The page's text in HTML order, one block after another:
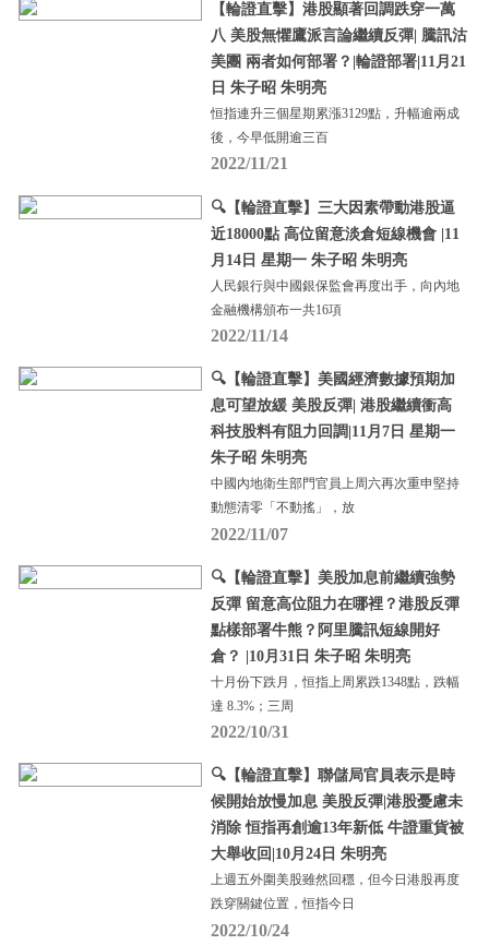
【輪證直擊】港股顯著回調跌穿一萬
八 美股無懼鷹派言論繼續反彈| 騰訊沽
美團 兩者如何部署？|輪證部署|11月21
日 朱子昭 朱明亮
恒指連升三個星期累漲3129點，升幅逾兩成
後，今早低開逾三百
2022/11/21
🔍【輪證直擊】三大因素帶動港股逼
近18000點 高位留意淡倉短線機會 |11
月14日 星期一 朱子昭 朱明亮
人民銀行與中國銀保監會再度出手，向內地
金融機構頒布一共16項
2022/11/14
🔍【輪證直擊】美國經濟數據預期加
息可望放緩 美股反彈| 港股繼續衝高
科技股料有阻力回調|11月7日 星期一
朱子昭 朱明亮
中國內地衛生部門官員上周六再次重申堅持
動態清零「不動搖」，放
2022/11/07
🔍【輪證直擊】美股加息前繼續強勢
反彈 留意高位阻力在哪裡？港股反彈
點樣部署牛熊？阿里騰訊短線開好
倉？ |10月31日 朱子昭 朱明亮
十月份下跌月，恒指上周累跌1348點，跌幅
達 8.3%；三周
2022/10/31
🔍【輪證直擊】聯儲局官員表示是時
候開始放慢加息 美股反彈|港股憂慮未
消除 恒指再創逾13年新低 牛證重貨被
大舉收回|10月24日 朱明亮
上週五外圍美股雖然回穩，但今日港股再度
跌穿關鍵位置，恒指今日
2022/10/24